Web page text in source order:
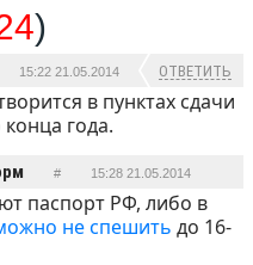
)
15:22 21.05.2014 ОТВЕТИТЬ
в пунктах сдачи
года.
# 15:28 21.05.2014
ОТВЕТИТЬ
паспорт РФ, либо в
не спешить до 16-